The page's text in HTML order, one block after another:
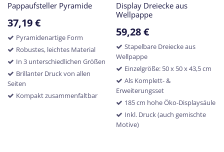
Pappaufsteller Pyramide
37,19€
Pyramidenartige Form
Robustes, leichtes Material
In 3 unterschiedlichen Größen
Brillanter Druck von allen
Seiten
Kompakt zusammenfaltbar
Display Dreiecke aus
Wellpappe
59,28€
Stapelbare Dreiecke aus
Wellpappe
Einzelgröße: 50 x 50 x 43,5 cm
Als Komplett- &
Erweiterungsset
185 cm hohe Öko-Displaysäule
Inkl. Druck (auch gemischte
Motive)